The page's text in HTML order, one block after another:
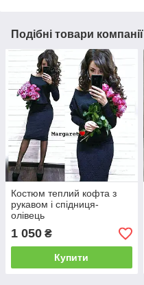
Подібні товари компанії
Костюм теплий кофта з
рукавом і спідниця-
олівець
1 050 ₴
Купити